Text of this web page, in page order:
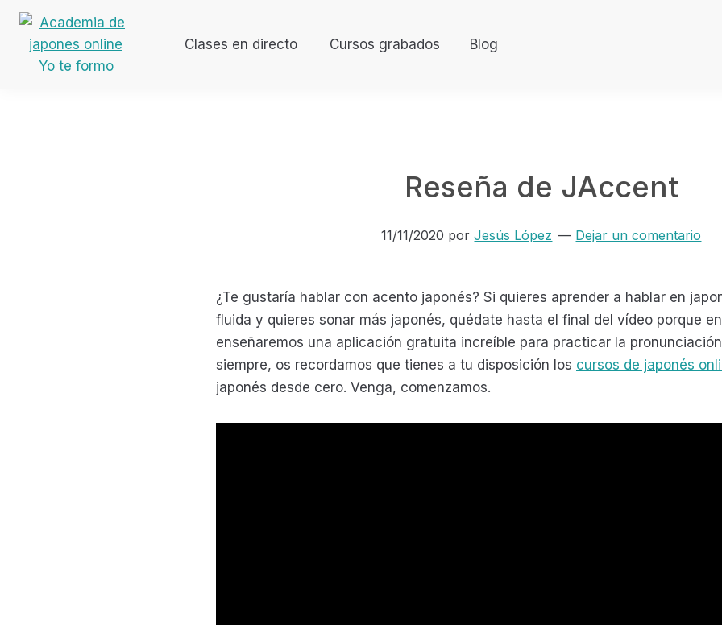
navegación
principal
contenido
principal
Academia
Aprende japonés desde casa
Clases en directo Cursos grabados Blog
Reseña de JAccent
11/11/2020 porJesús López Dejar un comentario
¿Te gustaría hablar con acento japonés? Si quieres aprender a hablar en
fluida y quieres sonar más japonés, quédate hasta el final del vídeo porque
enseñaremos una aplicación gratuita increíble para practicar la
siempre, os recordamos que tienes a tu disposición los cursos de japonés
japonés desde cero. Venga, comenzamos.